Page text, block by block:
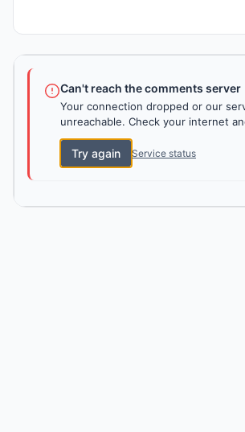
Can't reach the comments server
Your connection dropped or our
unreachable. Check your internet
Try again Service status